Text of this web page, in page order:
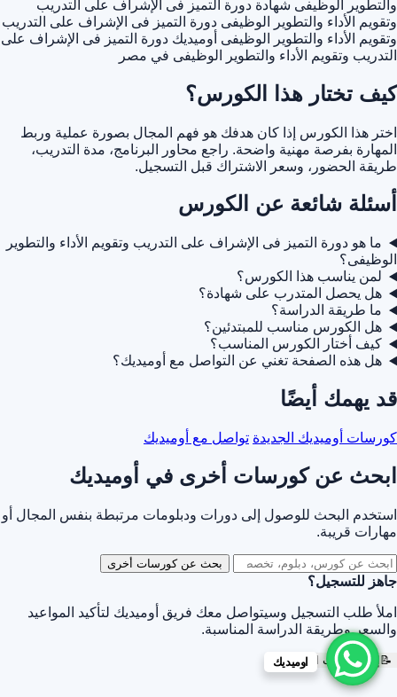
والتطوير الوظيفى شهادة دورة التميز فى الإشراف على التدريب
وتقويم الأداء والتطوير الوظيفى دورة التميز فى الإشراف على التدريب
وتقويم الأداء والتطوير الوظيفى أوميديك دورة التميز فى الإشراف على
التدريب وتقويم الأداء والتطوير الوظيفى في مصر
كيف تختار هذا الكورس؟
اختر هذا الكورس إذا كان هدفك هو فهم المجال بصورة عملية وربط
المهارة بفرصة مهنية واضحة. راجع محاور البرنامج، مدة التدريب،
طريقة الحضور، وسعر الاشتراك قبل التسجيل.
أسئلة شائعة عن الكورس
ما هو دورة التميز فى الإشراف على التدريب وتقويم الأداء والتطوير
الوظيفى؟
لمن يناسب هذا الكورس؟
هل يحصل المتدرب على شهادة؟
ما طريقة الدراسة؟
هل الكورس مناسب للمبتدئين؟
كيف أختار الكورس المناسب؟
هل هذه الصفحة تغني عن التواصل مع أوميديك؟
قد يهمك أيضًا
كورسات أوميديك الجديدة تواصل مع أوميديك
ابحث عن كورسات أخرى في أوميديك
استخدم البحث للوصول إلى دورات ودبلومات مرتبطة بنفس المجال أو
مهارات قريبة.
بحث عن كورسات أخرى
جاهز للتسجيل؟
املأ طلب التسجيل وسيتواصل معك فريق أوميديك لتأكيد المواعيد
والسعر وطريقة الدراسة المناسبة.
📝 إرسال طلب التسجيل
اوميديك